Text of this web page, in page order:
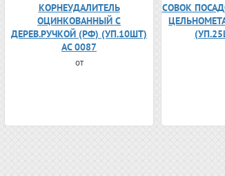
КОРНЕУДАЛИТЕЛЬ
ОЦИНКОВАННЫЙ С
ДЕРЕВ.РУЧКОЙ (РФ) (УП.10ШТ)
АС 0087
от
СОВОК